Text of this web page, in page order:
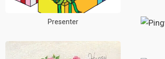
Presenter